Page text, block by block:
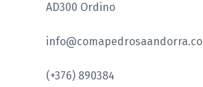
AD300 Ordino
(+376) 890384